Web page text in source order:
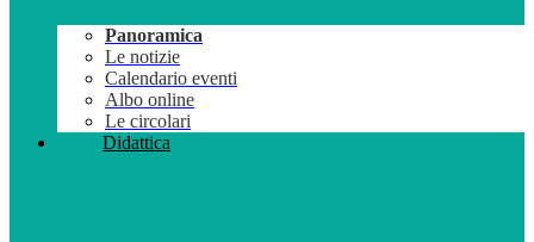
Panoramica
Le notizie
Calendario eventi
Albo online
Le circolari
Didattica